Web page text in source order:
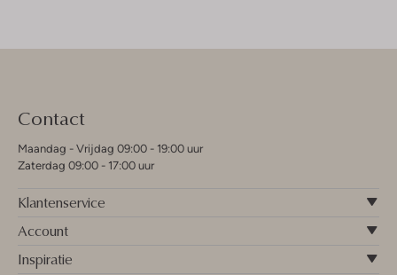
Contact
Maandag - Vrijdag 09:00 - 19:00 uur
Zaterdag 09:00 - 17:00 uur
Klantenservice
Account
Inspiratie